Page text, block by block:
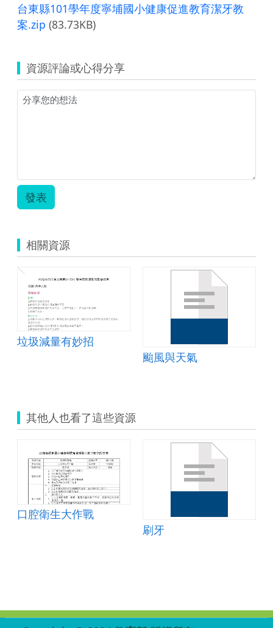
台東縣101學年度寧埔國小健康促進教育潔牙教
案.zip (83.73KB)
資源評論或心得分享
發表
相關資源
垃圾減量有妙招
颱風與天氣
其他人也看了這些資源
口腔衛生大作戰
刷牙